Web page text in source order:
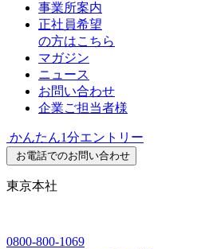
事業所案内
正社員希望
の方はこちら
マガジン
ニュース
お問い合わせ
企業ご担当者様
かんたん1分エントリー
お電話でのお問い合わせ
東京本社
0800-800-1069